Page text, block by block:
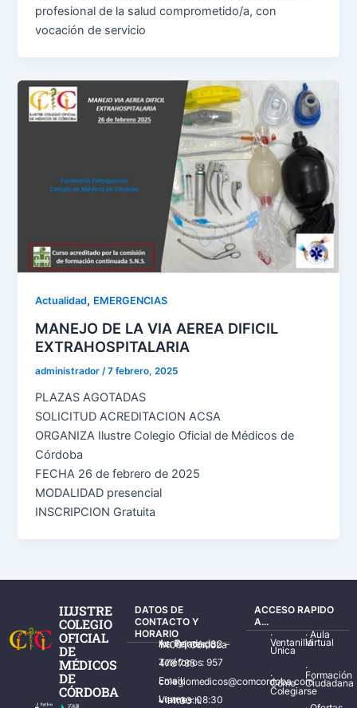
profesional de la salud comprometido/a, con
vocación de servicio
Actualidad, EMERGENCIAS
MANEJO DE LA VIA AEREA DIFICIL
EXTRAHOSPITALARIA
administrador/7 febrero, 2025
PLAZAS AGOTADAS
SOLICITUD ACREDITACION ACSA
ORGANIZA Ilustre Colegio Oficial de Médicos de
Córdoba
FECHA 26 de febrero de 2025
MODALIDAD presencial
INSCRIPCION Gratuita
ILUSTRE
COLEGIO
OFICIAL
DE
MÉDICOS
DE
CÓRDOBA
DATOS DE
CONTACTO Y
HORARIO
Av. Ronda de los Tejares, 32 – 14001 Córdoba
Teléfonos: 957 478 785
Email: colegiomedicos@comcordoba.com
Lunes – Viernes: 08:30 – 14:30 h.
ACCESO RAPIDO
A...
·
Ventanilla
Única
·
Cómo
Colegiarse
·Aula
Virtual
·
Formación
Ciudadana